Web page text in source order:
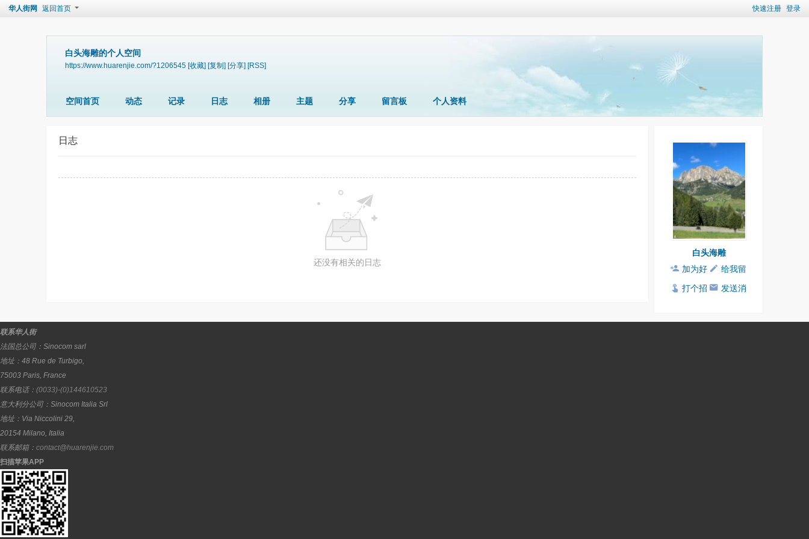
快速注册 登录
华人街网 返回首页
白头海雕的个人空间
https://www.huarenjie.com/?1206545 [收藏] [复制] [分享] [RSS]
空间首页 动态 记录 日志 相册 主题 分享 留言板 个人资料
日志
还没有相关的日志
白头海雕
加为好
友
给我留
言
打个招
发送消
联系华人街
法国总公司： Sinocom sarl
地址： 48 Rue de Turbigo,
75003 Paris, France
联系电话： (0033)-(0)144610523
意大利分公司： Sinocom Italia Srl
地址： Via Niccolini 29,
20154 Milano, Italia
联系邮箱： contact@huarenjie.com
扫描苹果APP